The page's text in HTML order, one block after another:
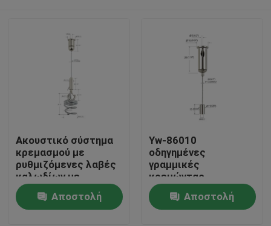
Σπίτι
Προϊόντα
Ακουστικό σύστημα
κρεμασμού με
ρυθμιζόμενες λαβές
καλωδίων με
καλώδιο 1,5 mm
Αποστολή
Yw-86010
οδηγημένες
γραμμικές
κρεμώντας
εξαρτήσεις
ορείχαλκου φω'των
με την ένωση του
Αποστολή